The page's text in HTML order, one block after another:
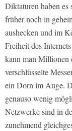
Diktaturen haben
früher noch in
aushecken und im
Freiheit des
kann man Millionen
verschlüsselte
ein Dorn im Auge.
genauso wenig
Netzwerke sind in
zunehmend